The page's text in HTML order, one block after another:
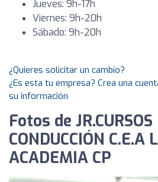
Jueves: 9h-17h
Viernes: 9h-20h
Sábado: 9h-20h
¿Quieres solicitar un cambio?
¿Es esta tu empresa? Crea una
su información
Fotos de JR.CURSOS
CONDUCCIÓN C.E.A
ACADEMIA CP